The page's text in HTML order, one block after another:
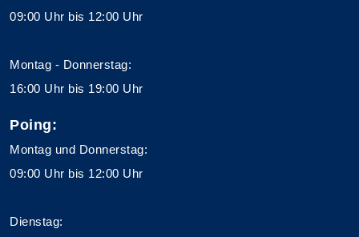
09:00 Uhr bis 12:00 Uhr
Montag - Donnerstag:
16:00 Uhr bis 19:00 Uhr
Poing:
Montag und Donnerstag:
09:00 Uhr bis 12:00 Uhr
Dienstag: